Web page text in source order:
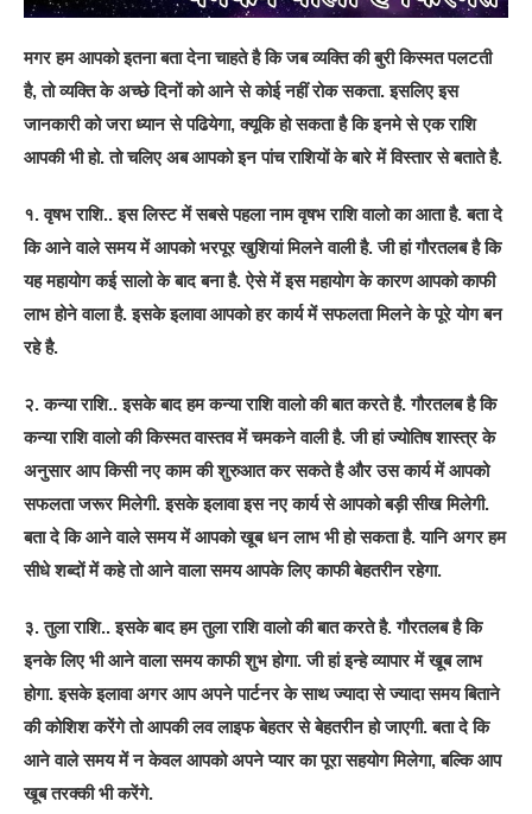
मगर हम आपको इतना बता देना चाहते है कि जब व्यक्ति की बुरी किस्मत पलटती
है, तो व्यक्ति के अच्छे दिनों को आने से कोई नहीं रोक सकता. इसलिए इस
जानकारी को जरा ध्यान से पढियेगा, क्यूकि हो सकता है कि इनमे से एक राशि
आपकी भी हो. तो चलिए अब आपको इन पांच राशियों के बारे में विस्तार से बताते है.
१. वृषभ राशि.. इस लिस्ट में सबसे पहला नाम वृषभ राशि वालो का आता है. बता दे
कि आने वाले समय में आपको भरपूर खुशियां मिलने वाली है. जी हां गौरतलब है कि
यह महायोग कई सालो के बाद बना है. ऐसे में इस महायोग के कारण आपको काफी
लाभ होने वाला है. इसके इलावा आपको हर कार्य में सफलता मिलने के पूरे योग बन
रहे है.
२. कन्या राशि.. इसके बाद हम कन्या राशि वालो की बात करते है. गौरतलब है कि
कन्या राशि वालो की किस्मत वास्तव में चमकने वाली है. जी हां ज्योतिष शास्त्र के
अनुसार आप किसी नए काम की शुरुआत कर सकते है और उस कार्य में आपको
सफलता जरूर मिलेगी. इसके इलावा इस नए कार्य से आपको बड़ी सीख मिलेगी.
बता दे कि आने वाले समय में आपको खूब धन लाभ भी हो सकता है. यानि अगर हम
सीधे शब्दों में कहे तो आने वाला समय आपके लिए काफी बेहतरीन रहेगा.
३. तुला राशि.. इसके बाद हम तुला राशि वालो की बात करते है. गौरतलब है कि
इनके लिए भी आने वाला समय काफी शुभ होगा. जी हां इन्हे व्यापार में खूब लाभ
होगा. इसके इलावा अगर आप अपने पार्टनर के साथ ज्यादा से ज्यादा समय बिताने
की कोशिश करेंगे तो आपकी लव लाइफ बेहतर से बेहतरीन हो जाएगी. बता दे कि
आने वाले समय में न केवल आपको अपने प्यार का पूरा सहयोग मिलेगा, बल्कि आप
खूब तरक्की भी करेंगे.